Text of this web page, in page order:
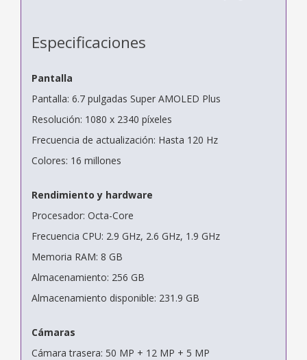
Especificaciones
Pantalla
Pantalla: 6.7 pulgadas Super AMOLED Plus
Resolución: 1080 x 2340 píxeles
Frecuencia de actualización: Hasta 120 Hz
Colores: 16 millones
Rendimiento y hardware
Procesador: Octa-Core
Frecuencia CPU: 2.9 GHz, 2.6 GHz, 1.9 GHz
Memoria RAM: 8 GB
Almacenamiento: 256 GB
Almacenamiento disponible: 231.9 GB
Cámaras
Cámara trasera: 50 MP + 12 MP + 5 MP